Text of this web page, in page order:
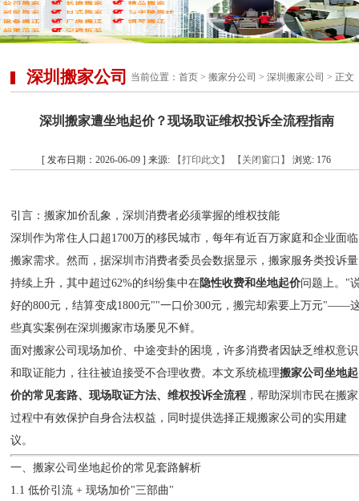
深圳搬家公司 当前位置：首页 >搬家分公司 >深圳搬家公司 > 正文
深圳搬家遭坐地起价？现场取证维权投诉全流程指南
[ 发布日期：2026-06-09 ] 来源: 【打印此文】 【关闭窗口】 浏览: 176
引言：搬家加价乱象，深圳消费者必须掌握的维权技能
深圳作为常住人口超1700万的移民城市，每年有近百万家庭和企业面临
搬家需求。然而，据深圳市消费者委员会数据显示，搬家服务类投诉量
持续上升，其中超过62%的纠纷集中在隐性收费和坐地起价问题上。"
好的800元，结算变成1800元""一口价300元，搬完却索要上万元"——
些真实案例在深圳搬家市场屡见不鲜。
面对搬家公司现场加价、中途变卦的困境，许多消费者因缺乏维权意识
和取证能力，往往被迫接受不合理收费。本文系统梳理搬家公司坐地起
价的常见套路、现场取证方法、维权投诉全流程 ，帮助深圳市民在搬家
过程中有效保护自身合法权益，同时提供选择正规搬家公司的实用建
议。
一、搬家公司坐地起价的常见套路解析
1.1 低价引流 + 现场加价"三部曲"